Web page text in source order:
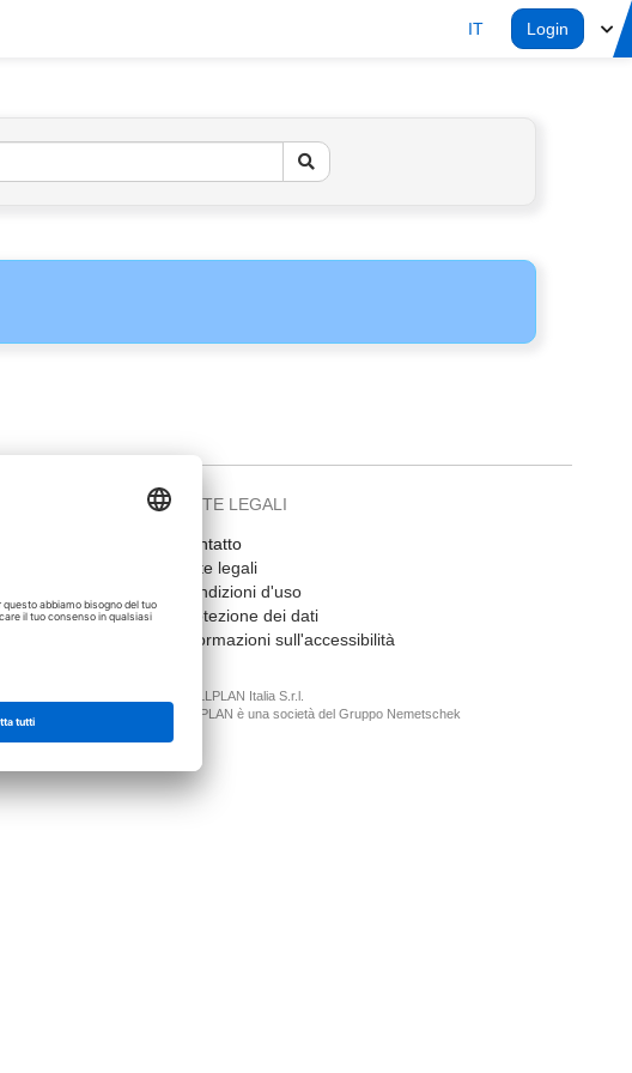
IT Login
NOTE LEGALI
Contatto
Note legali
Condizioni d'uso
Protezione dei dati
Informazioni sull'accessibilità
© ALLPLAN Italia S.r.l.
ALLPLAN è una società del Gruppo Nemetschek